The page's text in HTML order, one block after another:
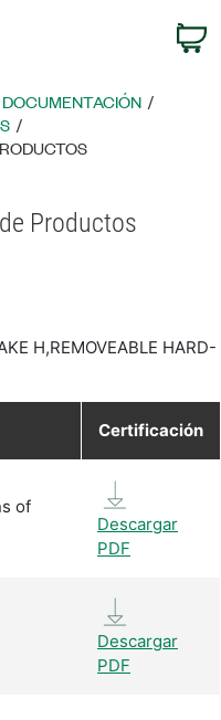
DOCUMENTACIÓN
Productos
H,REMOVEABLE HARD-
Certificación
of
Descargar
PDF
Descargar
PDF